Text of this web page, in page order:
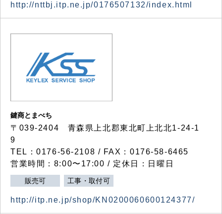
http://nttbj.itp.ne.jp/0176507132/index.html
鍵商とまべち
〒039-2404 青森県上北郡東北町上北北1-24-1
9
TEL：0176-56-2108 / FAX：0176-58-6465
営業時間：8:00〜17:00 / 定休日：日曜日
販売可 工事・取付可
http://itp.ne.jp/shop/KN0200060600124377/